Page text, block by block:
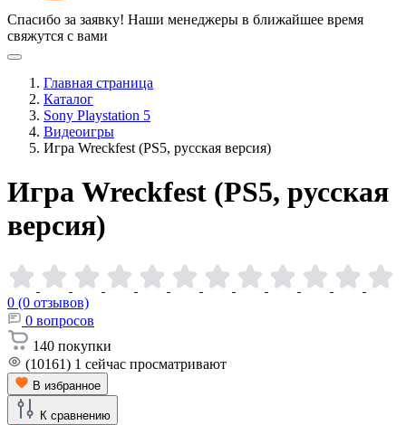
Спасибо за заявку! Наши менеджеры в ближайшее время
свяжутся с вами
Главная страница
Каталог
Sony Playstation 5
Видеоигры
Игра Wreckfest (PS5, русская версия)
Игра Wreckfest (PS5, русская
версия)
0 (0 отзывов)
0 вопросов
140 покупки
(10161) 1 сейчас просматривают
В избранное
К сравнению